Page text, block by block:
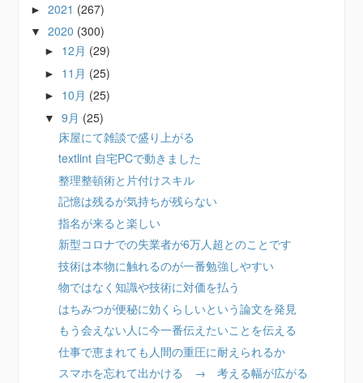
►2021 (267)
▼2020 (300)
► 12月 (29)
► 11月 (25)
► 10月 (25)
▼9月 (25)
床屋にて雑談で盛り上がる
textlint 自宅PCで動きました
整理整頓術と片付けスキル
記憶は残るが気持ちが残らない
指名が来ると楽しい
新型コロナでの失業者が6万人超とのことです
技術は本物に触れるのが一番勉強しやすい
物ではなく知識や技術に対価を払う
はちみつが便秘に効くらしいという論文を発見
もう会えない人に今一番伝えたいことを伝える
仕事で恵まれても人間の重圧に耐えられるか
スマホを忘れて出かける → 考える幅が広がる